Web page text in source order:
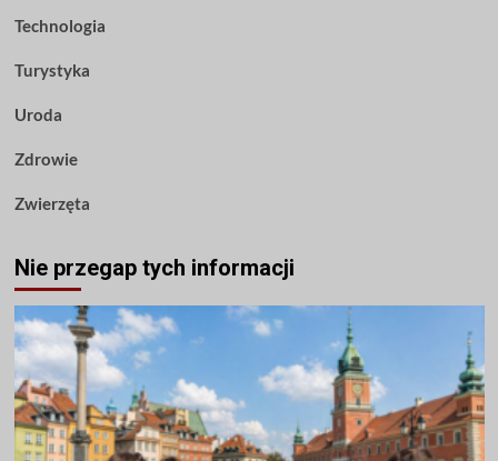
Technologia
Turystyka
Uroda
Zdrowie
Zwierzęta
Nie przegap tych informacji